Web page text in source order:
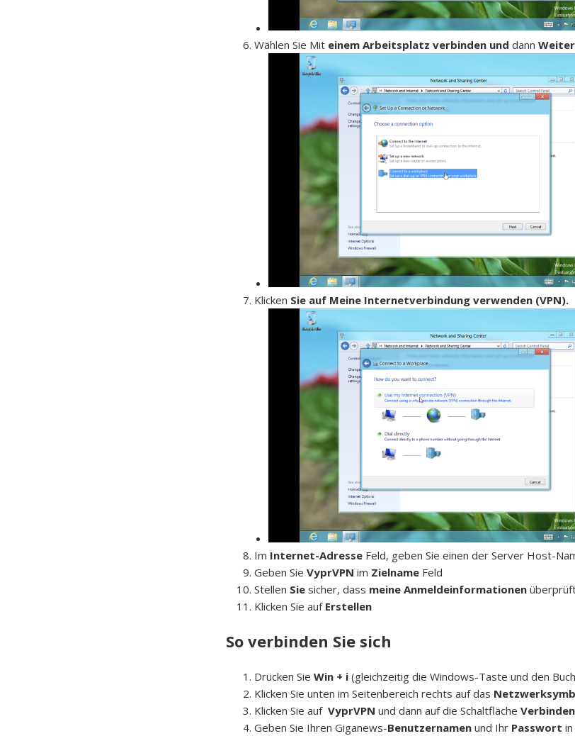
Wählen Sie Mit einem Arbeitsplatz verbinden und dannWeiter
Klicken Sie auf Meine Internetverbindung verwenden (VPN).
Im Internet-Adresse Feld, geben Sie einen der Server Host-
Geben Sie VyprVPN im Zielname Feld
Stellen Sie sicher, dass meine Anmeldeinformationen
Klicken Sie auf Erstellen
So verbinden Sie sich
Drücken SieWin + i (gleichzeitig die Windows-Taste und den
Klicken Sie unten im Seitenbereich rechts auf das
Klicken Sie auf VyprVPN und dann auf die Schaltfläche Verbinden
Geben Sie Ihren Giganews-Benutzernamen und Ihr Passwort